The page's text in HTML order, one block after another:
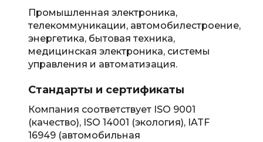
Промышленная электроника,
телекоммуникации, автомобилестроение,
энергетика, бытовая техника,
медицинская электроника, системы
управления и автоматизация.
Компания соответствует ISO 9001
(качество), ISO 14001 (экология), IATF
16949 (автомобильная
Стандарты и сертификаты